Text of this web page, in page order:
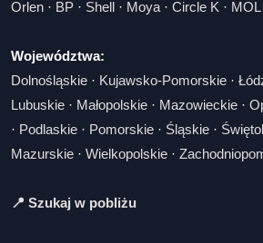
Orlen · BP · Shell · Moya · Circle K · MOL
Województwa:
Dolnośląskie · Kujawsko-Pomorskie ·
Lubuskie · Małopolskie · Mazowieckie ·
· Podlaskie · Pomorskie · Śląskie ·
Mazurskie · Wielkopolskie ·
📍 Szukaj w pobliżu